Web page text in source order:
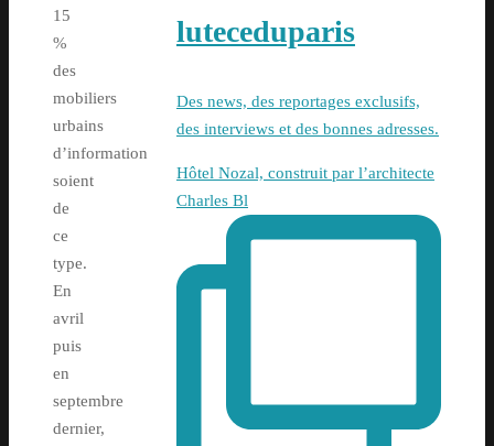
15
%
des
mobiliers
urbains
d’information
soient
de
ce
type.
En
avril
puis
en
septembre
dernier,
luteceduparis
Des news, des reportages exclusifs,
des interviews et des bonnes adresses.
Hôtel Nozal, construit par l’architecte
Charles Bl